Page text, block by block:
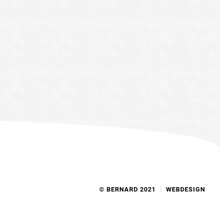
© BERNARD 2021 WEBDESIGN